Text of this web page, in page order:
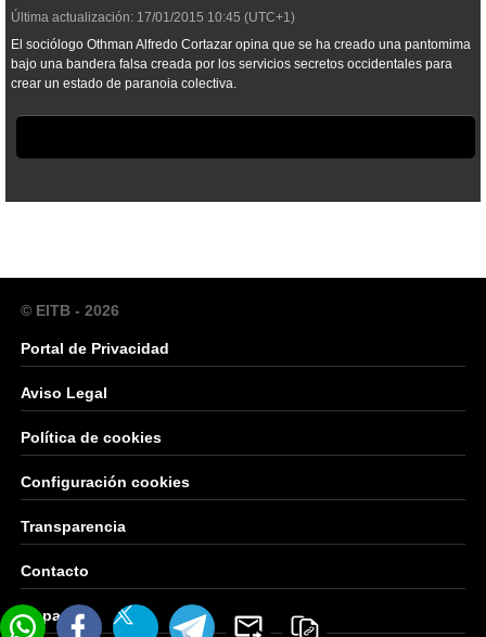
Última actualización: 17/01/2015 10:45 (UTC+1)
El sociólogo Othman Alfredo Cortazar opina que se ha creado una pantomima
bajo una bandera falsa creada por los servicios secretos occidentales para
crear un estado de paranoia colectiva.
© EITB - 2026
Portal de Privacidad
Aviso Legal
Política de cookies
Configuración cookies
Transparencia
Contacto
Mapa Web